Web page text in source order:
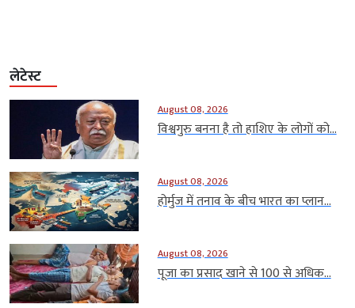
लेटेस्ट
August 08, 2026
विश्वगुरु बनना है तो हाशिए के लोगों को...
August 08, 2026
होर्मुज में तनाव के बीच भारत का प्लान...
August 08, 2026
पूजा का प्रसाद खाने से 100 से अधिक...